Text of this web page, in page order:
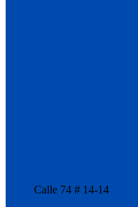
Calle 74 # 14-14